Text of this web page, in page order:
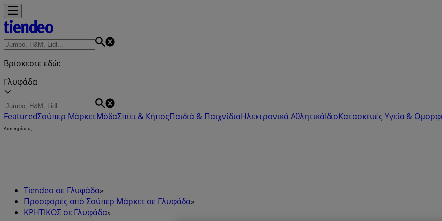
Βρίσκεστε εδώ:
Γλυφάδα
FeaturedΣούπερ ΜάρκετΜόδαΣπίτι & ΚήποςΠαιδιά & ΠαιχνίδιαΗλεκτρονικάΑθλητικάΙδιοΚατασκευές Υγεία &
Διαφημίσεις
Tiendeo σε Γλυφάδα»
Προσφορές από Σούπερ Μάρκετ σε Γλυφάδα»
ΚΡΗΤΙΚΟΣ σε Γλυφάδα»